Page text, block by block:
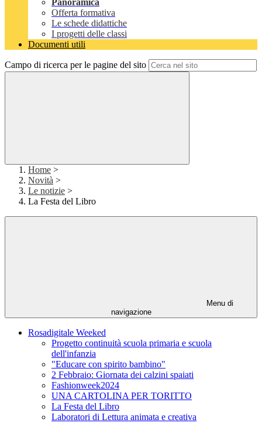
Panoramica
Offerta formativa
Le schede didattiche
I progetti delle classi
Documenti utili
Campo di ricerca per le pagine del sito
Home >
Novità >
Le notizie >
La Festa del Libro
Menu di
navigazione
Rosadigitale Weeked
Progetto continuità scuola primaria e scuola
dell'infanzia
"Educare con spirito bambino"
2 Febbraio: Giornata dei calzini spaiati
Fashionweek2024
UNA CARTOLINA PER TORITTO
La Festa del Libro
Laboratori di Lettura animata e creativa